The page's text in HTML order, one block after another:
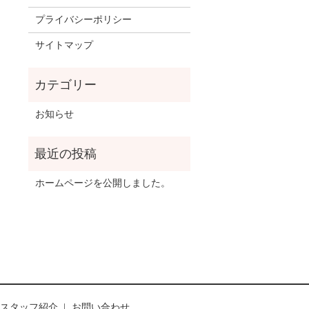
プライバシーポリシー
サイトマップ
お知らせ
ホームページを公開しました。